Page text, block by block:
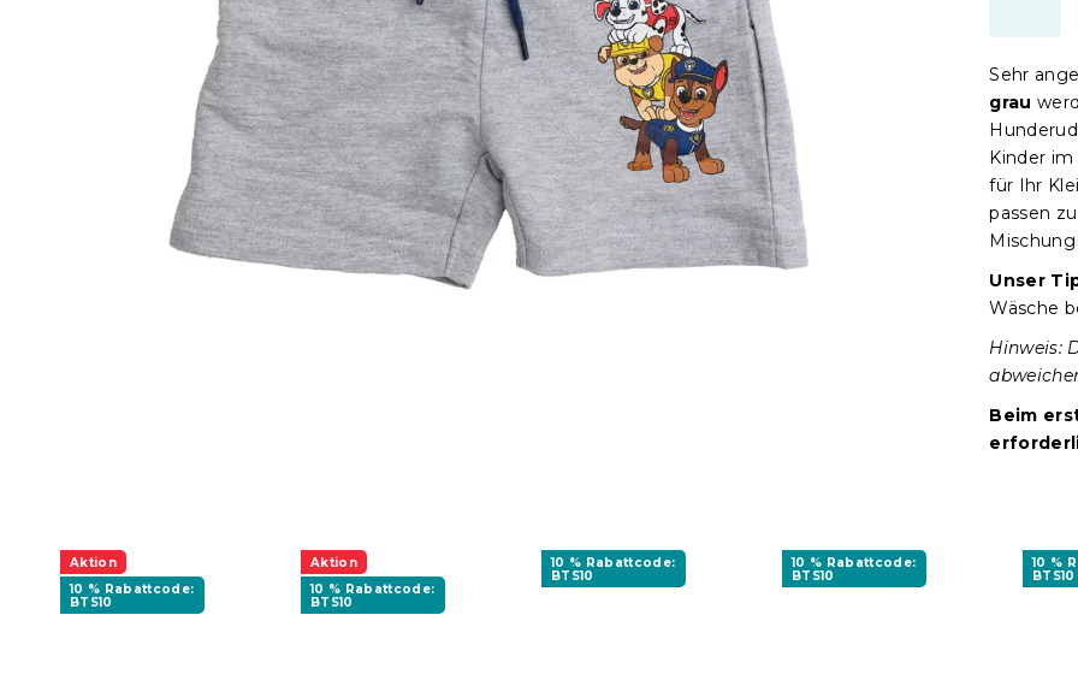
Sehr
grau
Kinder im
für Ihr
passen
Unser
Wäsche
Hinweis:
Beim
Aktion
10 % Rabattcode:
BTS10
Aktion
10 % Rabattcode:
BTS10
10 % Rabattcode:
BTS10
10 % Rabattcode:
BTS10
10 %
BTS10